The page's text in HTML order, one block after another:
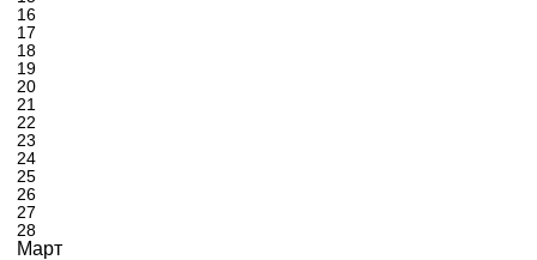
16
17
18
19
20
21
22
23
24
25
26
27
28
Март